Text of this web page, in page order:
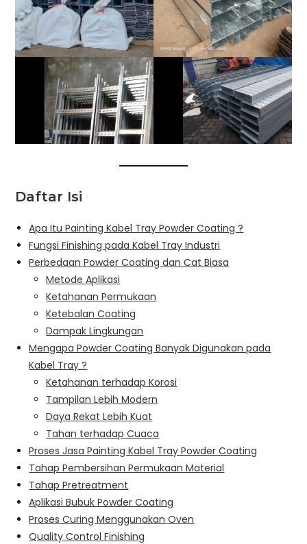
Daftar Isi
Apa Itu Painting Kabel Tray Powder Coating ?
Fungsi Finishing pada Kabel Tray Industri
Perbedaan Powder Coating dan Cat Biasa
Metode Aplikasi
Ketahanan Permukaan
Ketebalan Coating
Dampak Lingkungan
Mengapa Powder Coating Banyak Digunakan pada
Kabel Tray ?
Ketahanan terhadap Korosi
Tampilan Lebih Modern
Daya Rekat Lebih Kuat
Tahan terhadap Cuaca
Proses Jasa Painting Kabel Tray Powder Coating
Tahap Pembersihan Permukaan Material
Tahap Pretreatment
Aplikasi Bubuk Powder Coating
Proses Curing Menggunakan Oven
Quality Control Finishing